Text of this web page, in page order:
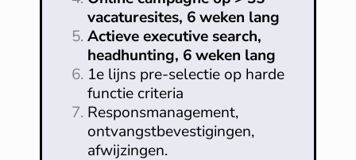
vacaturesites, 6 weken lang
Actieve executive search,
headhunting, 6 weken lang
1e lijns pre-selectie op harde
functie criteria
Responsmanagement,
ontvangstbevestigingen,
afwijzingen.